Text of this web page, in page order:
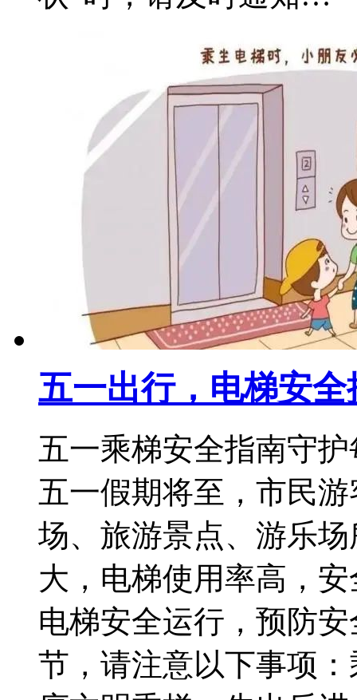
五一出行，电梯安
五一乘梯安全指南守
五一假期将至，市民
场、旅游景点、游乐
大，电梯使用率高，
电梯安全运行，预防
节，请注意以下事项